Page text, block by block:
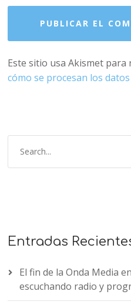
Este sitio usa Akismet
cómo se procesan los
Entradas
El fin de la Onda Media
escuchando radio y